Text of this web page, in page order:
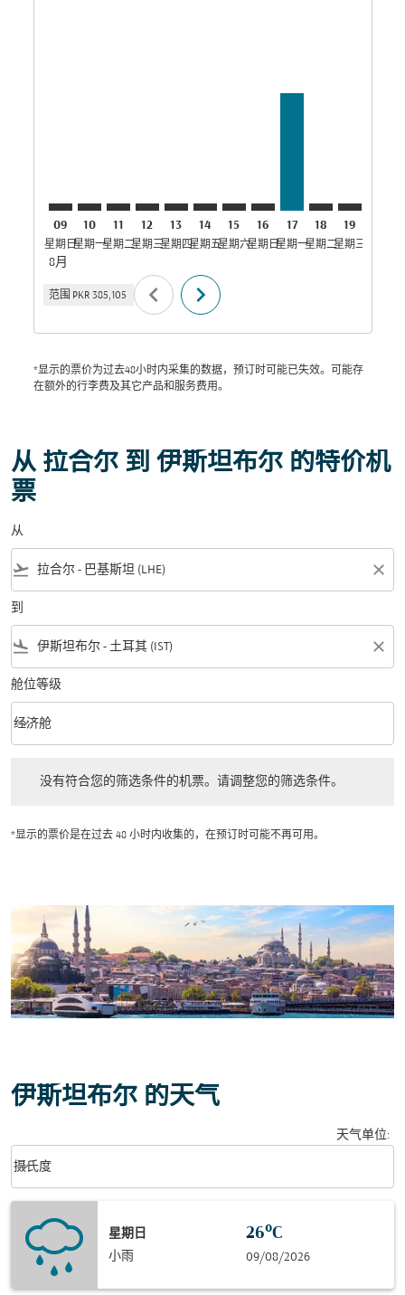
09
星期日
8月
10
星期一
11
星期二
12
星期三
13
星期四
14
星期五
15
星期六
16
星期日
17
星期一
18
星期二
19
星期三星期四
范围 PKR 385,105 chevron_left chevron_right
*显示的票价为过去48小时内采集的数据，预订时可能已失效。可能存
在额外的行李费及其它产品和服务费用。
从 拉合尔 到 伊斯坦布尔 的特价机
票
从
flight_takeoff close
到
flight_land close
舱位等级
舱位等级 option 经济舱 Selected
经济舱
keyboard_arrow_down
没有符合您的筛选条件的机票。请调整您的筛选条件。
*显示的票价是在过去 48 小时内收集的，在预订时可能不再可用。
伊斯坦布尔 的天气
天气单位:
Weather unit option 摄氏度 Selected
摄氏度
keyboard_arrow_down
星期日
小雨
26°C
09/08/2026